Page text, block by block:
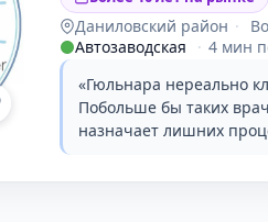
Даниловский район ·
Автозаводская
· 4 мин
«Гюльнара нереально
Побольше бы таких
назначает лишних